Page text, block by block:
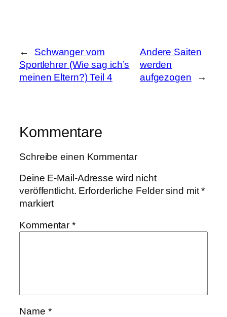
←
Schwanger vom
Sportlehrer (Wie sag ich’s
meinen Eltern?) Teil 4
Andere Saiten
werden
aufgezogen
→
Kommentare
Schreibe einen Kommentar
Deine E-Mail-Adresse wird nicht
veröffentlicht. Erforderliche Felder sind mit*
markiert
Kommentar*
Name *